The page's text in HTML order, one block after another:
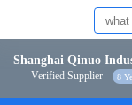
Shanghai Qinuo
Verified Supplier 8